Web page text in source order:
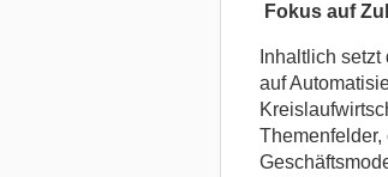
Fokus auf
Inhaltlich
auf